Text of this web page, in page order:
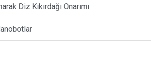
Diz Kıkırdağı Onarımı